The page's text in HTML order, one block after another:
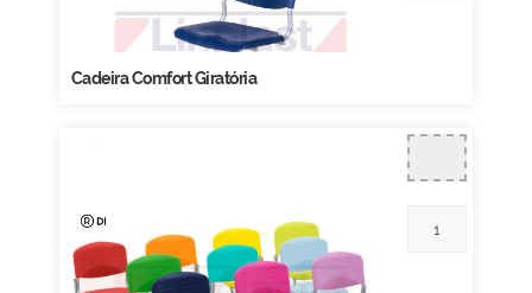
Cadeira Comfort Giratória